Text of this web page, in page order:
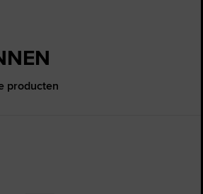
producten